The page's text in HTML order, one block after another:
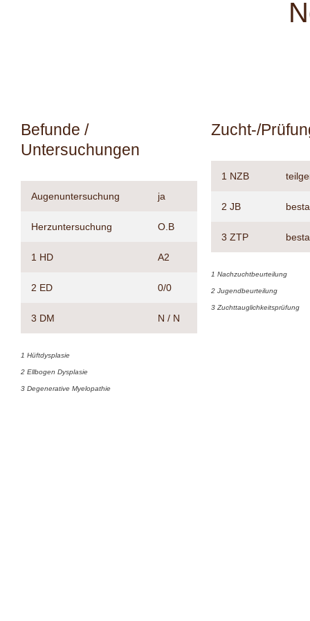
Befunde /
Untersuchungen
Augenuntersuchung ja
Herzuntersuchung O.B
1 HD A2
2 ED 0/0
3 DM N / N
1 Hüftdysplasie
2 Ellbogen Dysplasie
3 Degenerative Myelopathie
Zucht-/
1 NZB
2 JB
3 ZTP
1 Nachzuchtbeurteilung
2 Jugendbeurteilung
3 Zuchttauglichkeitsprüfung